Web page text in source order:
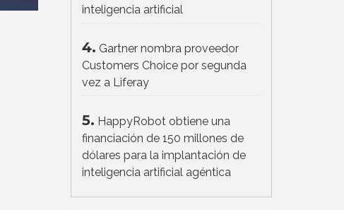
inteligencia artificial
4. Gartner nombra proveedor
Customers Choice por segunda
vez a Liferay
5. HappyRobot obtiene una
financiación de 150 millones de
dólares para la implantación de
inteligencia artificial agéntica